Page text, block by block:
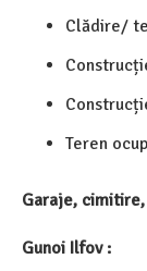
Clădire/
Teren
Garaje,
Gunoi Ilfov :